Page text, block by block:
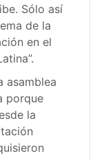
Sólo así
de la
en el
asamblea
porque
la